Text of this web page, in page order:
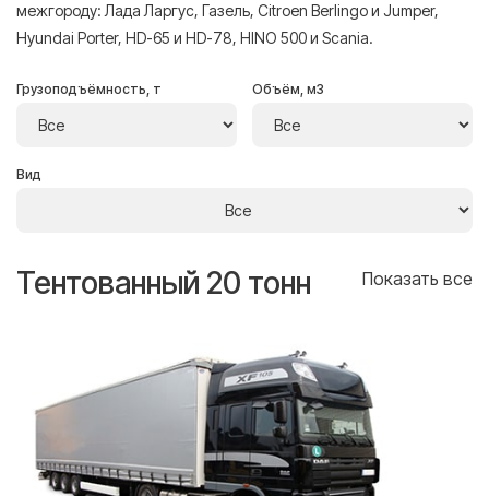
межгороду: Лада Ларгус, Газель, Citroen Berlingo и Jumper,
Hyundai Porter, HD-65 и HD-78, HINO 500 и Scania.
Грузоподъёмность, т Объём, м3
Вид
Тентованный 20 тонн Показать все